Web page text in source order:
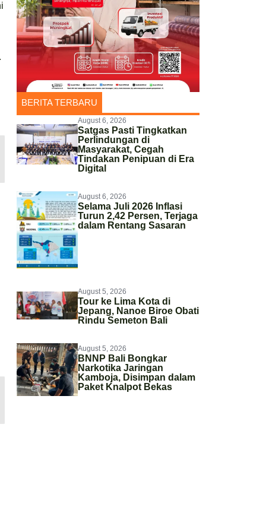
BERITA TERBARU
August 6, 2026
Satgas Pasti Tingkatkan
Perlindungan di
Masyarakat, Cegah
Tindakan Penipuan di Era
Digital
August 6, 2026
Selama Juli 2026 Inflasi
Turun 2,42 Persen, Terjaga
dalam Rentang Sasaran
August 5, 2026
Tour ke Lima Kota di
Jepang, Nanoe Biroe Obati
Rindu Semeton Bali
August 5, 2026
BNNP Bali Bongkar
Narkotika Jaringan
Kamboja, Disimpan dalam
Paket Knalpot Bekas